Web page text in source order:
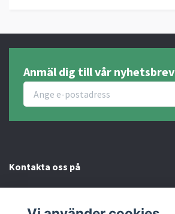
Anmäl dig till vår nyhetsbrev
Kontakta oss på